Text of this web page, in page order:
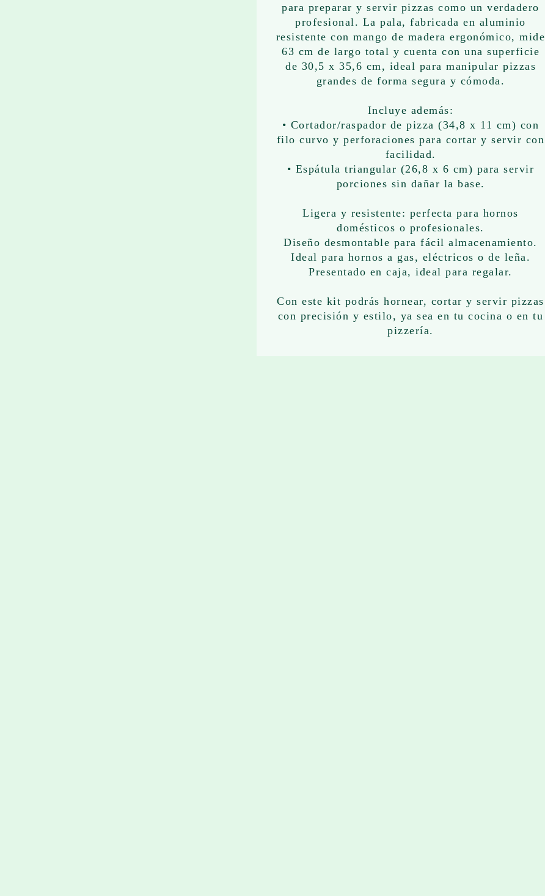
para preparar y servir pizzas como un verdadero
profesional. La pala, fabricada en aluminio
resistente con mango de madera ergonómico, mide
63 cm de largo total y cuenta con una superficie
de 30,5 x 35,6 cm, ideal para manipular pizzas
grandes de forma segura y cómoda.
Incluye además:
• Cortador/raspador de pizza (34,8 x 11 cm) con
filo curvo y perforaciones para cortar y servir con
facilidad.
• Espátula triangular (26,8 x 6 cm) para servir
porciones sin dañar la base.
Ligera y resistente: perfecta para hornos
domésticos o profesionales.
Diseño desmontable para fácil almacenamiento.
Ideal para hornos a gas, eléctricos o de leña.
Presentado en caja, ideal para regalar.
Con este kit podrás hornear, cortar y servir pizzas
con precisión y estilo, ya sea en tu cocina o en tu
pizzería.